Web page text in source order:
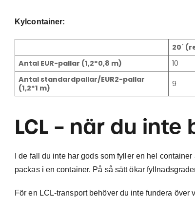
Kylcontainer:
20´
Antal EUR-pallar (1,2*0,8 m)
10
Antal standardpallar/EUR2-pallar
(1,2*1 m)
9
LCL – när du
I de fall du inte har gods som fyller en hel
packas i en container. På så sätt ökar
För en LCL-transport behöver du inte fundera